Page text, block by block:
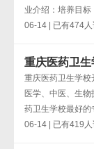
业介绍：培养目标
06-14 | 已有474人
重庆医药卫
重庆医药卫生学
医学、中医、生
药卫生学校最好的
06-14 | 已有419人